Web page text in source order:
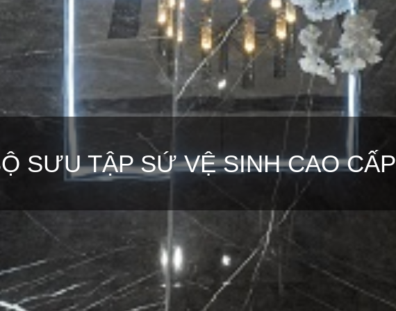
SƯU TẬP SỨ VỆ SINH CAO CẤP